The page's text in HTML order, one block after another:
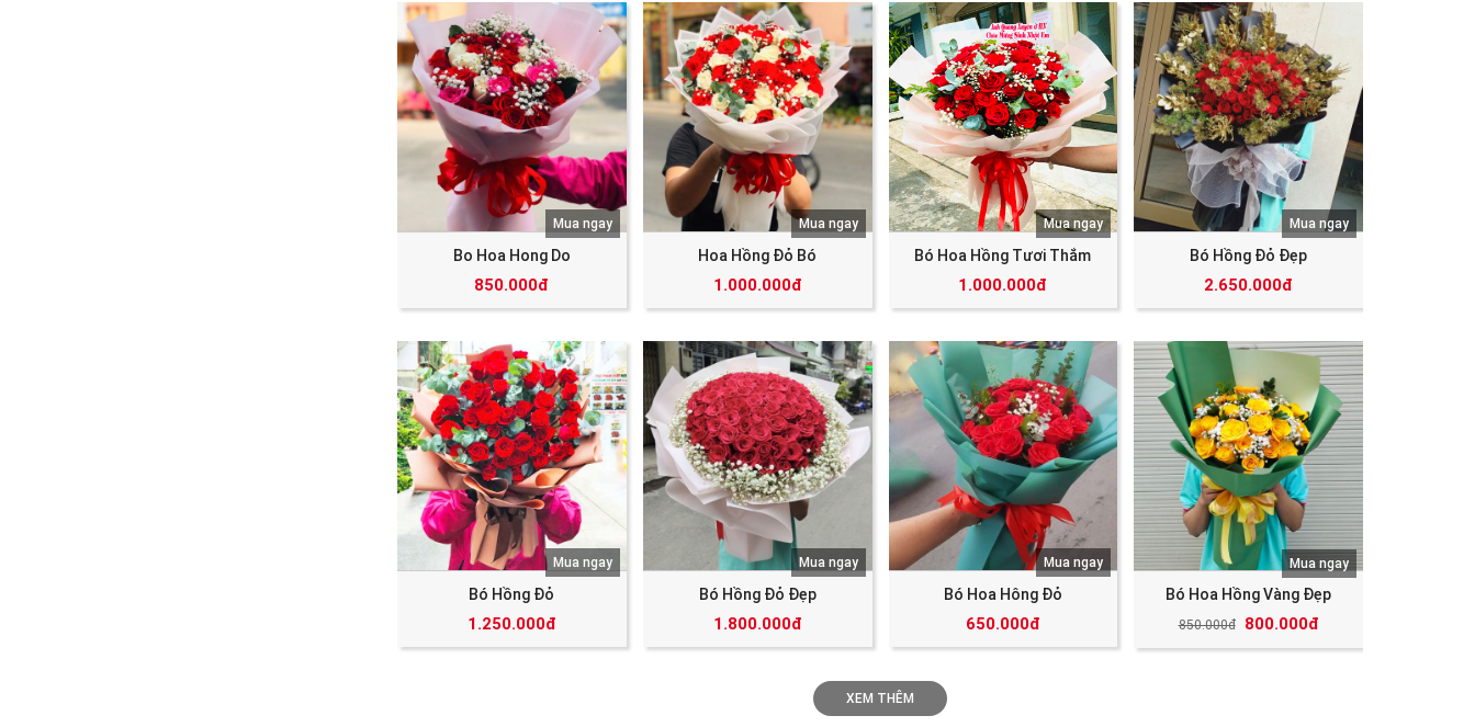
Bo Hoa Hong Do
850.000đ
Mua ngay
Hoa Hồng Đỏ Bó
1.000.000đ
Mua ngay
Bó Hoa Hồng Tươi Thắm
1.000.000đ
Mua ngay
Bó Hồng Đỏ Đẹp
2.650.000đ
Mua ngay
Bó Hồng Đỏ
1.250.000đ
Mua ngay
Bó Hồng Đỏ Đẹp
1.800.000đ
Mua ngay
Bó Hoa Hông Đỏ
650.000đ
Mua ngay
Bó Hoa Hồng Vàng Đẹp
850.000đ 800.000đ
Mua ngay
XEM THÊM